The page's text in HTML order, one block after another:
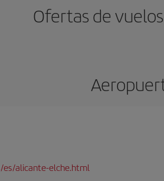
Ofertas de
alicante-elche.html